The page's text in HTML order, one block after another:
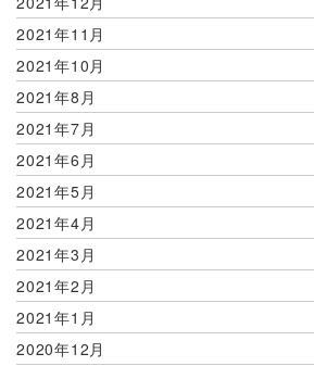
2021年11月
2021年10月
2021年8月
2021年7月
2021年6月
2021年5月
2021年4月
2021年3月
2021年2月
2021年1月
2020年12月